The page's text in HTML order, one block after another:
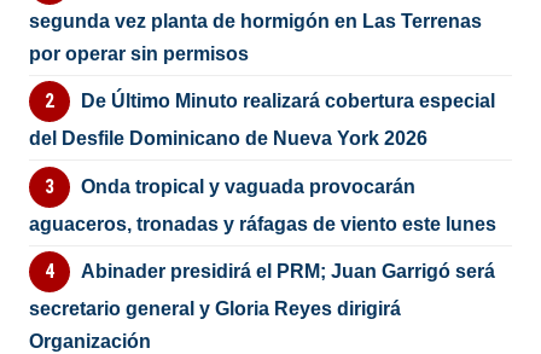
segunda vez planta de hormigón en Las Terrenas
por operar sin permisos
De Último Minuto realizará cobertura especial
del Desfile Dominicano de Nueva York 2026
Onda tropical y vaguada provocarán
aguaceros, tronadas y ráfagas de viento este lunes
Abinader presidirá el PRM; Juan Garrigó será
secretario general y Gloria Reyes dirigirá
Organización